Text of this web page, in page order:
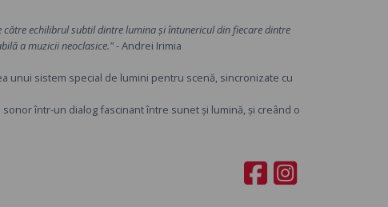
echilibrul subtil dintre lumina și întunericul din fiecare dintre
a muzicii neoclasice."- Andrei Irimia
unui sistem special de lumini pentru scenă, sincronizate cu
într-un dialog fascinant între sunet și lumină, și creând o